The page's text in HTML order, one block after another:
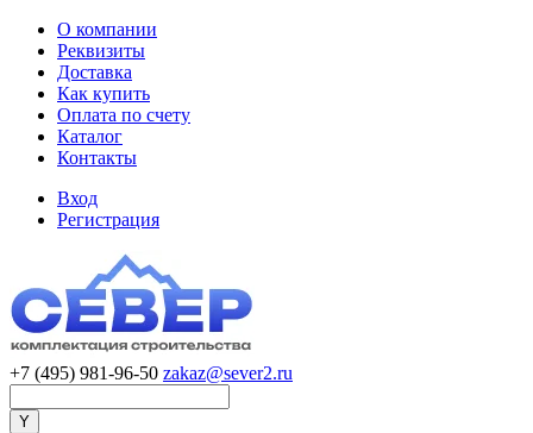
О компании
Реквизиты
Доставка
Как купить
Оплата по счету
Каталог
Контакты
Вход
Регистрация
+7 (495) 981-96-50 zakaz@sever2.ru